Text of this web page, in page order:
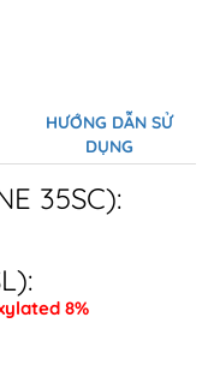
HƯỚNG DẪN SỬ
DỤNG
35SC):
8%